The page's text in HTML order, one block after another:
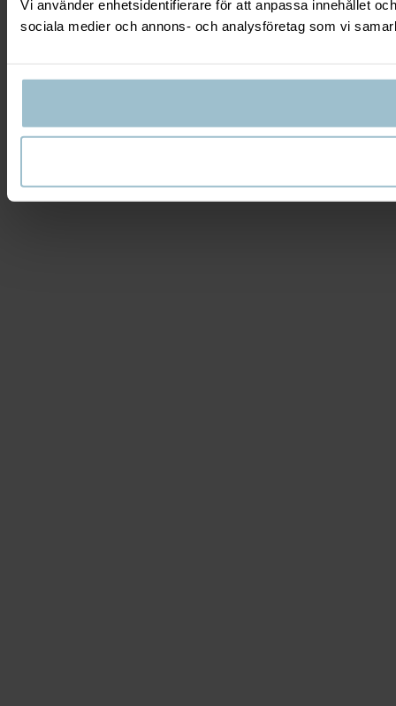
Vi använder enhetsidentifierare för att anpassa innehållet
sociala medier och annons- och analysföretag som vi